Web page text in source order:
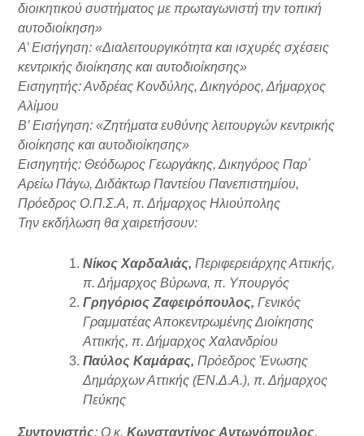
διοικητικού συστήματος με πρωταγωνιστή την τοπική
αυτοδιοίκηση»
Α’ Εισήγηση: «Διαλειτουργικότητα και ισχυρές σχέσεις
κεντρικής διοίκησης και αυτοδιοίκησης»
Εισηγητής: Ανδρέας Κονδύλης, Δικηγόρος, Δήμαρχος
Αλίμου
Β’ Εισήγηση: «Ζητήματα ευθύνης λειτουργών κεντρικής
διοίκησης και αυτοδιοίκησης»
Εισηγητής: Θεόδωρος Γεωργάκης, Δικηγόρος Παρ΄
Αρείω Πάγω, Διδάκτωρ Παντείου Πανεπιστημίου,
Πρόεδρος Ο.Π.Σ.Α, π. Δήμαρχος Ηλιούπολης
Την εκδήλωση θα χαιρετήσουν:
Νίκος Χαρδαλιάς, Περιφερειάρχης Αττικής,
π. Δήμαρχος Βύρωνα, π. Υπουργός
Γρηγόριος Ζαφειρόπουλος, Γενικός
Γραμματέας Αποκεντρωμένης Διοίκησης
Αττικής, π. Δήμαρχος Χαλανδρίου
Παύλος Καμάρας, Πρόεδρος Ένωσης
Δημάρχων Αττικής (ΕΝ.Δ.Α.), π. Δήμαρχος
Πεύκης
Συντονιστής: Ο κ. Κωνσταντίνος Αντωνόπουλος,